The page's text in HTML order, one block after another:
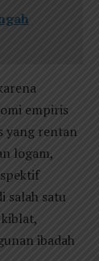
empiris
yang rentan
logam,
salah satu
ibadah